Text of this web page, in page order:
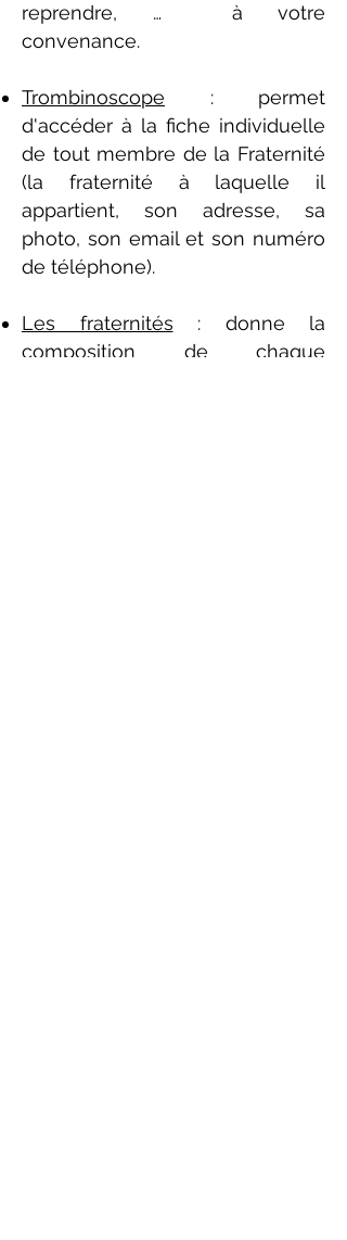
reprendre, … à votre
convenance.
Trombinoscope : permet
d'accéder à la fiche individuelle
de tout membre de la Fraternité
(la fraternité à laquelle il
appartient, son adresse, sa
photo, son email et son numéro
de téléphone).
Les fraternités : donne la
composition de chaque